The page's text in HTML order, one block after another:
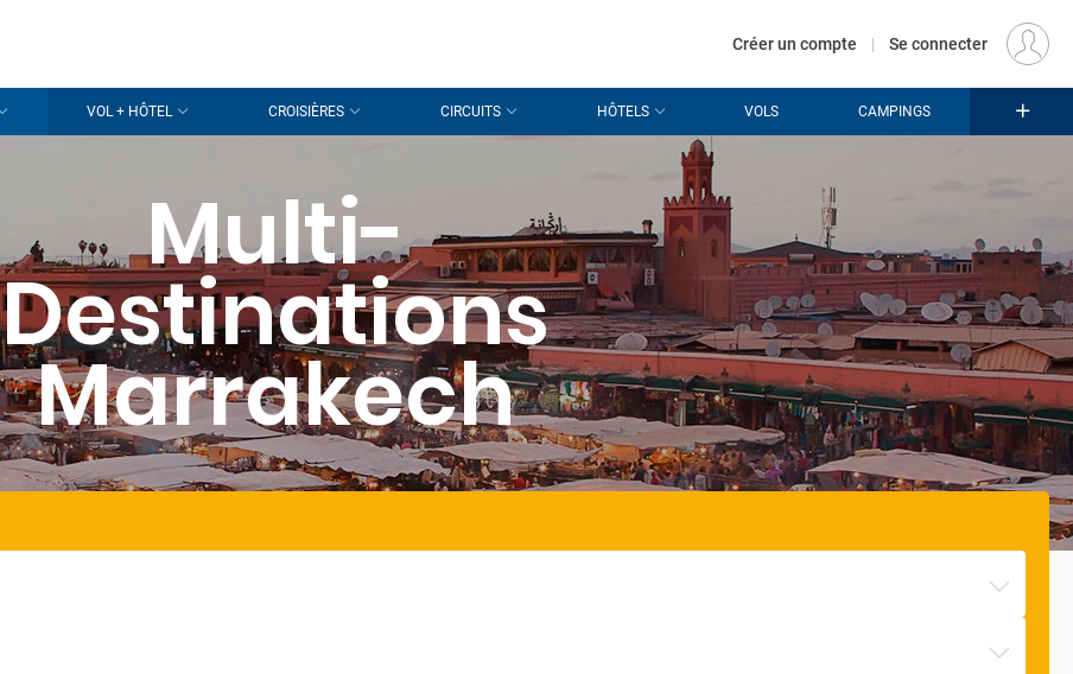
EUR
Créer un compte | Se connecter
VOL + HÔTEL CROISIÈRES CIRCUITS HÔTELS VOLS CAMPINGS
Multi-
Destinations
Marrakech